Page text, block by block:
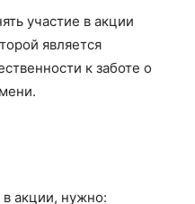
участие в акции
является
к заботе о
в акции, нужно: